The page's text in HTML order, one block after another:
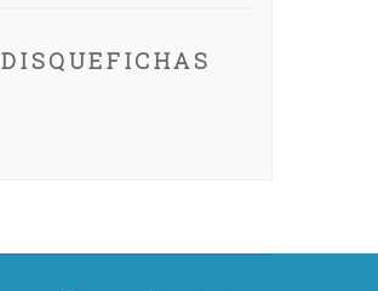
DISQUEFICHAS